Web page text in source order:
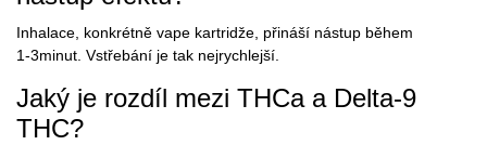
Inhalace, konkrétně vape kartridže, přináší nástup během
1‑3minut. Vstřebání je tak nejrychlejší.
Jaký je rozdíl mezi THCa a Delta‑9
THC?